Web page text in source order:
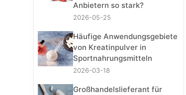
Anbietern so stark?
2026-05-25
Häufige Anwendungsgebiete
von Kreatinpulver in
Sportnahrungsmitteln
2026-03-18
Großhandelslieferant für